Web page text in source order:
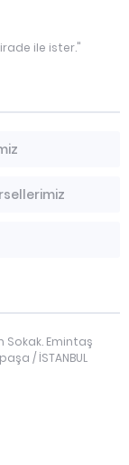
ile ister."
Sokak. Emintaş
/ İSTANBUL